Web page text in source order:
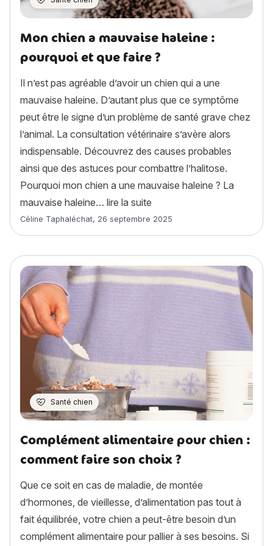
Mon chien a mauvaise haleine :
pourquoi et que faire ?
Il n’est pas agréable d’avoir un chien qui a une
mauvaise haleine. D’autant plus que ce symptôme
peut être le signe d’un problème de santé grave chez
l’animal. La consultation vétérinaire s’avère alors
indispensable. Découvrez des causes probables
ainsi que des astuces pour combattre l’halitose.
Pourquoi mon chien a une mauvaise haleine ? La
mauvaise haleine… lire la suite
Article rédigé par
Céline Taphaléchat, 26 septembre 2025
Santé chien
Complément alimentaire pour chien :
comment faire son choix ?
Que ce soit en cas de maladie, de montée
d’hormones, de vieillesse, d’alimentation pas tout à
fait équilibrée, votre chien a peut-être besoin d’un
complément alimentaire pour pallier à ses besoins. Si